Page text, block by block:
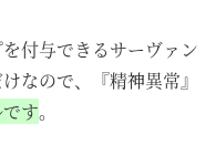
付与できるサーヴァン
けなので、『精神異常』
す。